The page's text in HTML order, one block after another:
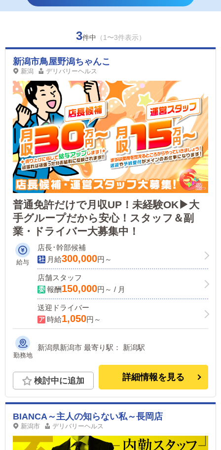
3件中 （1〜3件表示）
新潟市鳥屋野潟ちゃんこ
新潟 デリバリーヘルス
普通免許だけで月収UP！未経験OK▶大
手グループだから安心！スタッフ＆副
業・ドライバー大募集中！
給与
店長･幹部候補
月給300,000円～
店舗スタッフ
報酬150,000円～ / 月
送迎ドライバー
時給1,050円～
勤務地
新潟県新潟市 最寄り駅： 新潟駅
検討中に追加 詳細情報を見る
BIANCA～主人の知らない私～長岡店
新潟市 デリバリーヘルス